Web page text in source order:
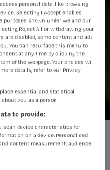
personal data, like browsing
Selecting I Accept enables
purposes shown under we and our
Reject All or withdrawing your
are disabled, some content and ads
You can resurface this menu to
at any time by clicking the
of the webpage. Your choices will
details, refer to our Privacy
essential and statistical
you as a person
to provide:
scan device characteristics for
on a device. Personalised
content measurement, audience